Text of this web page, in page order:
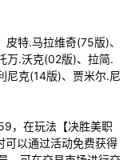
特.马拉维奇(75版)、
万.沃克(02版)、拉简.
尼克(14版)、贾米尔.尼
，在玩法【决胜美职
可以通过活动免费获得